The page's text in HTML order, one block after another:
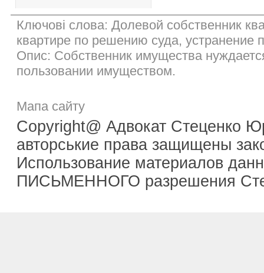
Ключові слова: Долевой собственник
квартире по решению суда, устранение
Опис: Собственник имущества
пользовании имуществом.
Мапа сайту
Copyright@ Адвокат Стеценко
авторськие права защищены
Использование материалов
ПИСЬМЕННОГО разрешения